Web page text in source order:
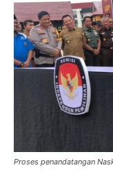
Proses penandatangan